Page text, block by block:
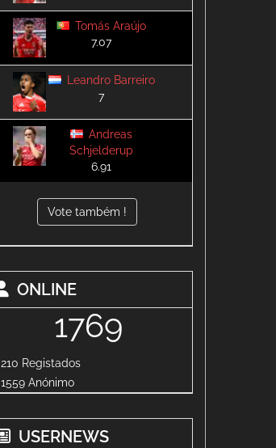
Tomás Araújo
7.07
Leandro Barreiro
7
Andreas
Schjelderup
6.91
Vote também !
ONLINE
1769
210 Registados
1559 Anónimo
USERNEWS